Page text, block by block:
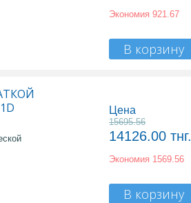
Экономия 921.67
В корзину
Цена
15695.56
14126.00 тнг.
Экономия 1569.56
В корзину